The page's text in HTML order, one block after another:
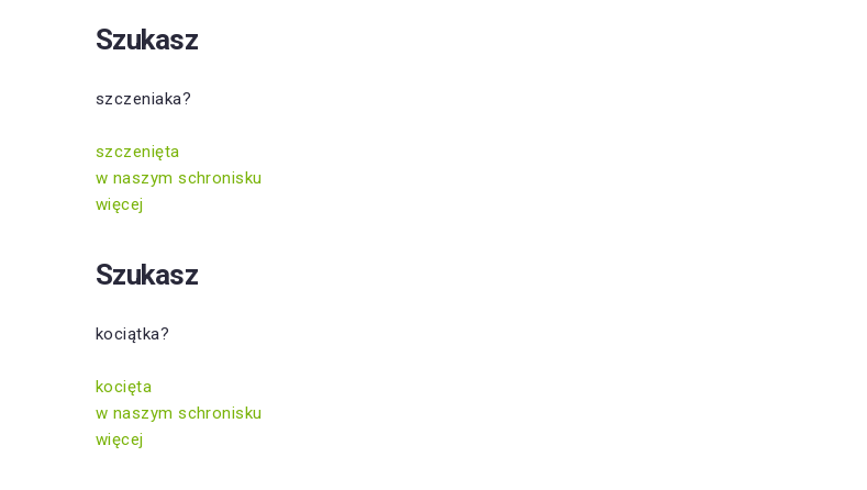
Szukasz
szczeniaka?
szczenięta
w naszym schronisku
więcej
Szukasz
kociątka?
kocięta
w naszym schronisku
więcej